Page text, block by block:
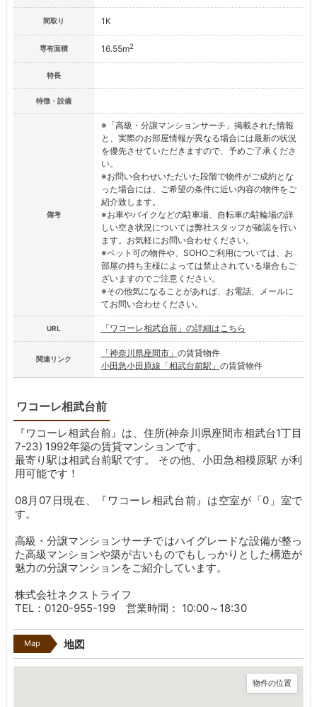
間取り 1K
専有面積 16.55m2
特長
特徴・設備
備考
※「高級・分譲マンションサーチ」掲載された情報
と、実際のお部屋情報が異なる場合には最新の状況
を優先させていただきますので、予めご了承くださ
い。
※お問い合わせいただいた段階で物件がご成約とな
った場合には、ご希望の条件に近い内容の物件をご
紹介致します。
※お車やバイクなどの駐車場、自転車の駐輪場の詳
しい空き状況については弊社スタッフが確認を行い
ます。お気軽にお問い合わせください。
※ペット可の物件や、SOHOご利用については、お
部屋の持ち主様によっては禁止されている場合もご
ざいますのでご注意ください。
※その他気になることがあれば、お電話、メールに
てお問い合わせください。
URL 「ワコーレ相武台前」の詳細はこちら
関連リンク
「神奈川県座間市」 の賃貸物件
小田急小田原線「相武台前駅」 の賃貸物件
ワコーレ相武台前
『ワコーレ相武台前』は、住所(神奈川県座間市相武台1丁目
7-23) 1992年築の賃貸マンションです。
最寄り駅は相武台前駅です。 その他、小田急相模原駅 が利
用可能です！
08月07日現在、『ワコーレ相武台前』は空室が「0」室で
す。
高級・分譲マンションサーチではハイグレードな設備が整っ
た高級マンションや築が古いものでもしっかりとした構造が
魅力の分譲マンションをご紹介しています。
株式会社ネクストライフ
TEL：0120-955-199 営業時間： 10:00～18:30
Map 地図
物件の位置